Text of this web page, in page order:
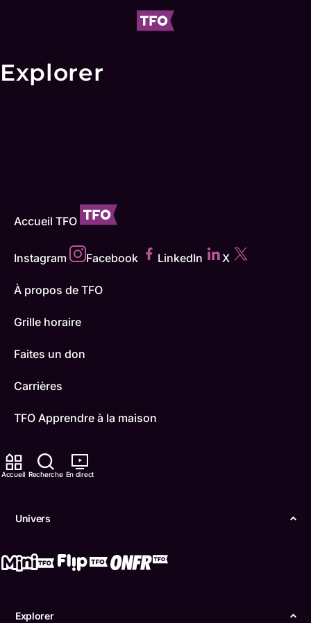
Accueil Recherche En direct
Univers
Explorer
Explorer
Accueil TFO
Instagram Facebook LinkedIn X
À propos de TFO
Grille horaire
Faites un don
Carrières
TFO Apprendre à la maison
Comment nous capter
ONFR
Conditions d'utilisation